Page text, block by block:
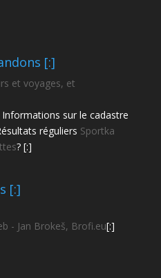
[:]
et voyages, et
sur le cadastre
réguliers Sportka
? [:]
[:]
- Jan Brokeš, Brofi.eu[:]